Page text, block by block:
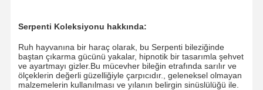
Serpenti Koleksiyonu hakkında:
Ruh hayvanına bir haraç olarak, bu Serpenti bileziğinde
baştan çıkarma gücünü yakalar, hipnotik bir tasarımla şehvet
ve ayartmayı gizler.Bu mücevher bileğin etrafında sarılır ve
ölçeklerin değerli güzelliğiyle çarpıcıdır., geleneksel olmayan
malzemelerin kullanılması ve yılanın belirgin sinüslülüğü ile.